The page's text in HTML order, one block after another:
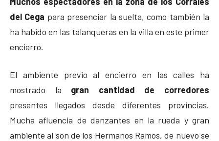
del Cega para presenciar la suelta, como también la
ha habido en las talanqueras en la villa en este primer
encierro.
El ambiente previo al encierro en las calles ha
mostrado la gran cantidad de corredores
presentes llegados desde diferentes provincias.
Mucha afluencia de danzantes en la rueda y gran
ambiente al son de los Hermanos Ramos, de nuevo se